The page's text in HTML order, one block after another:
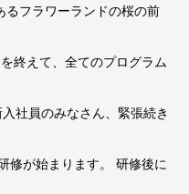
るフラワーランドの桜の前
終えて、全てのプログラム
社員のみなさん、緊張続き
修が始まります。 研修後に